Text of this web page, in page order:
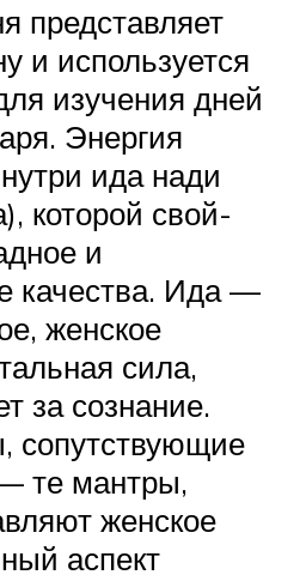
представляет
и используется
изучения дней
Энергия
ида нади
которой свой­
и
качества. Ида —
женское
сила,
за сознание.
сопутствующие
те мантры,
женское
аспект